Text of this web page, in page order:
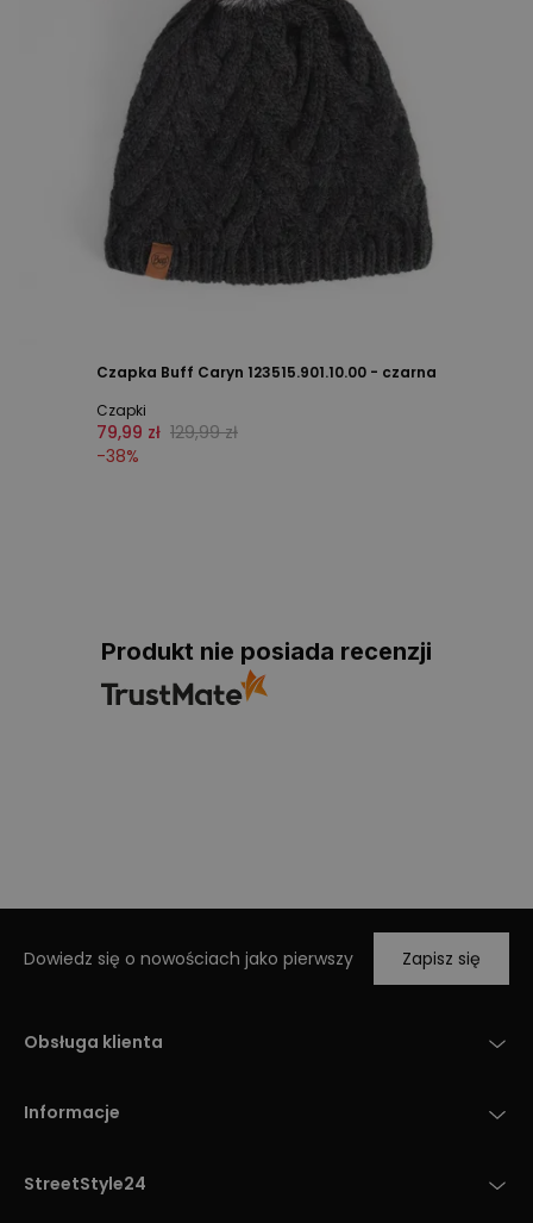
Czapka Buff Caryn 123515.901.10.00 - czarna
Czapki
79,99 zł 129,99 zł
-38%
Produkt nie posiada recenzji
Dowiedz się o nowościach jako pierwszy Zapisz się
Obsługa klienta
Informacje
StreetStyle24